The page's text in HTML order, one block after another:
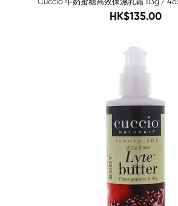
Cuccio 牛奶蜜糖高效保濕乳霜 113g /
288
HK$135.00